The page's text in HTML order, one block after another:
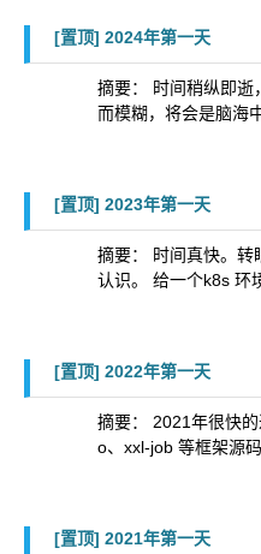
[置顶] 2024年第一天
摘要： 时间稍纵即
而模糊，将会是脑海
[置顶] 2023年第一天
摘要： 时间真快。
认识。 给一个k8s 环
[置顶] 2022年第一天
摘要： 2021年很快
o、xxl-job 等框架源
[置顶] 2021年第一天